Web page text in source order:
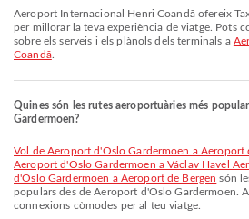
Aeroport Internacional Henri Coandă ofereix Taxi i moltes altres comoditats
per millorar la teva experiència de viatge. Pots
sobre els serveis i els plànols dels terminals a
Coandă.
Quines són les rutes aeroportuàries més
Gardermoen?
vol de Aeroport d'Oslo Gardermoen a Aeroport
Aeroport d'Oslo Gardermoen a Václav Havel
d'Oslo Gardermoen a Aeroport de Bergen són
populars des de Aeroport d'Oslo Gardermoen.
connexions còmodes per al teu viatge.